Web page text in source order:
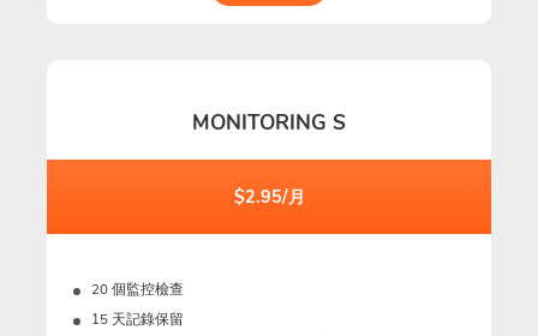
MONITORING S
$2.95/月
20 個監控檢查
15 天記錄保留